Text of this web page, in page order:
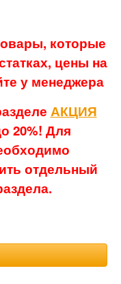
которые
цены на
у менеджера
АКЦИЯ
20%! Для
отдельный